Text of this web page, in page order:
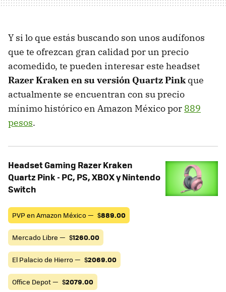
Y si lo que estás buscando son unos audífonos
que te ofrezcan gran calidad por un precio
acomedido, te pueden interesar este headset
Razer Kraken en su versión Quartz Pinkque
actualmente se encuentran con su precio
mínimo histórico en Amazon México por 889
pesos.
Headset Gaming Razer Kraken
Quartz Pink - PC, PS, XBOX y Nintendo
Switch
PVP en Amazon México — $889.00
Mercado Libre — $1260.00
El Palacio de Hierro — $2069.00
Office Depot — $2079.00